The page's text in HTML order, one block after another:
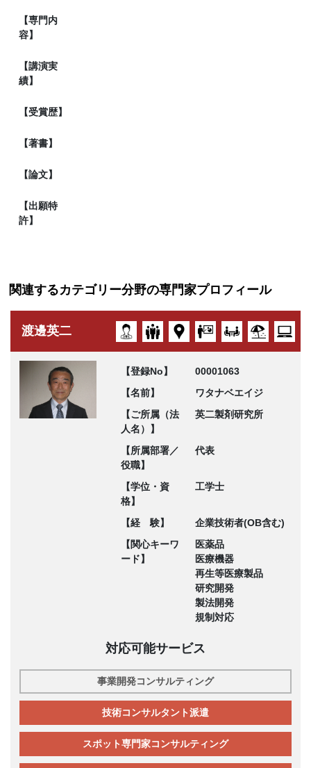
【専門内
容】
【講演実
績】
【受賞歴】
【著書】
【論文】
【出願特
許】
関連するカテゴリー分野の専門家プロフィール
渡邊英二
【登録No】
00001063
【名前】
ワタナベエイジ
【ご所属（法
人名）】
英二製剤研究所
【所属部署／
役職】
代表
【学位・資
格】
工学士
【経 験】
企業技術者(OB含む)
【関心キーワ
ード】
医薬品
医療機器
再生等医療製品
研究開発
製法開発
規制対応
対応可能サービス
事業開発コンサルティング
技術コンサルタント派遣
スポット専門家コンサルティング